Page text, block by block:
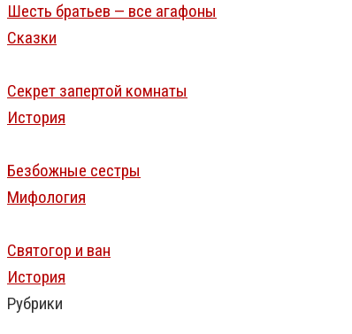
Шесть братьев — все агафоны
Сказки
Секрет запертой комнаты
История
Безбожные сестры
Мифология
Святогор и ван
История
Рубрики